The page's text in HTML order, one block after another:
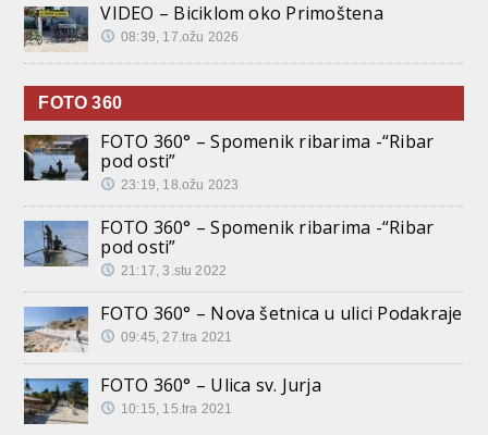
VIDEO – Biciklom oko Primoštena
08:39, 17.ožu 2026
FOTO 360
FOTO 360° – Spomenik ribarima -“Ribar
pod osti”
23:19, 18.ožu 2023
FOTO 360° – Spomenik ribarima -“Ribar
pod osti”
21:17, 3.stu 2022
FOTO 360° – Nova šetnica u ulici Podakraje
09:45, 27.tra 2021
FOTO 360° – Ulica sv. Jurja
10:15, 15.tra 2021